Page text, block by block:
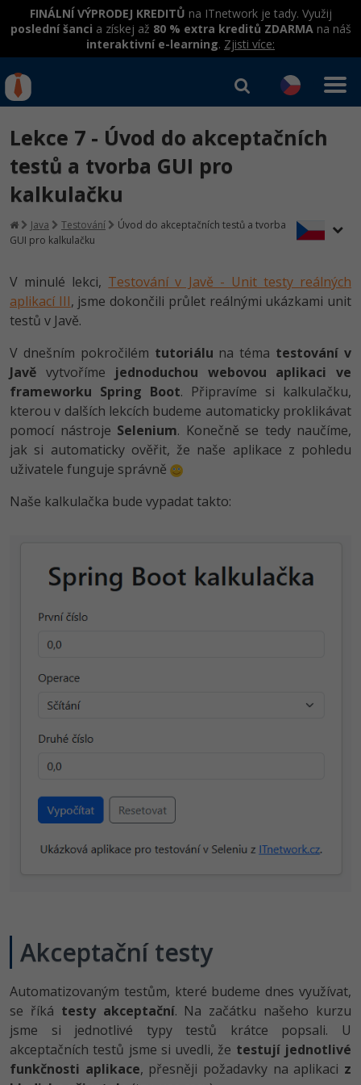
FINÁLNÍ VÝPRODEJ KREDITŮ na ITnetwork je tady. Využij
poslední šanci a získej až 80 % extra kreditů ZDARMAna náš
interaktivní e-learning. Zjisti více:
Rekvalifikace a kurzy
hrazené úřadem práce
Workshopy zdarma
Umělá inteligence v praxi
Datová analýza v praxi
Školení
Základy programování
Umělá inteligence
HTML5, CSS3, Bootstrap, SEO
SQL a databáze
Testování a verzování
UML a návrhové vzory
Spring
ASP.NET MVC
Školení dle technologií
Java
PHP
JavaScript
Python
HTML / CSS
MySQL/MariaDB
MS-SQL
IT e-learning
Kurzy IT profesí
Junior programátor
Senior programátor
Vývojář mobilních aplikací
Specialista na AI a bigdata
C# Game developer
Systémový administrátor
SEO specialista
Kurzy programování
Java -80%
Python -80%
JavaScript -80%
PHP -80%
Kotlin
Umělá inteligence (AI)
Kurzy e-commerce
Testování softwaru
Datová analýza
Digitální gramotnost
Kurzy designu
HTML/CSS -80%
Photoshop -80%
Příběhy absolventů
Blog
Přihlásit se | Registrovat
Lekce 7 - Úvod do akceptačních
testů a tvorba GUI pro
kalkulačku
Java Testování
Úvod do akceptačních testů a tvorba
GUI pro kalkulačku
V minulé lekci, Testování v Javě - Unit testy reálných
aplikací III, jsme dokončili průlet reálnými ukázkami unit
testů v Javě.
V dnešním pokročilém tutoriálu na téma testování v
Javě vytvoříme jednoduchou webovou aplikaci ve
frameworku Spring Boot. Připravíme si kalkulačku,
kterou v dalších lekcích budeme automaticky proklikávat
pomocí nástroje Selenium. Konečně se tedy naučíme,
jak si automaticky ověřit, že naše aplikace z pohledu
uživatele funguje správně
Naše kalkulačka bude vypadat takto:
Akceptační testy
Automatizovaným testům, které budeme dnes využívat,
se říká testy akceptační. Na začátku našeho kurzu
jsme si jednotlivé typy testů krátce popsali. U
akceptačních testů jsme si uvedli, že testují jednotlivé
funkčnosti aplikace, přesněji požadavky na aplikaci z